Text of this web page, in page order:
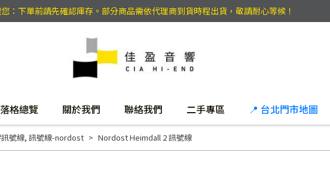
：下單前請先確認庫存。部分商品需依代理商到貨時程出貨，敬請耐心等候！
格總覽 關於我們 聯絡我們 二手專區 📍 台北門市地圖
號線, 訊號線-nordost Nordost Heimdall 2 訊號線